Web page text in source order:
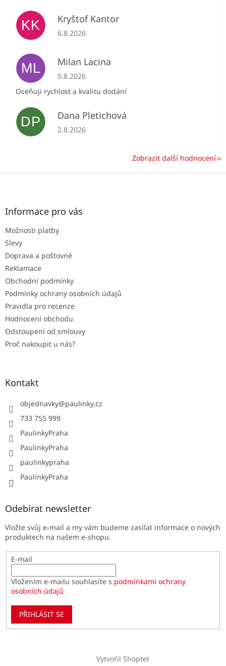
KK Kryštof Kantor
Hodnocení obchodu je 5 z 5 hvězdiček.
6.8.2026
ML Milan Lacina
Hodnocení obchodu je 5 z 5 hvězdiček.
5.8.2026
Oceňuji rychlost a kvalitu dodání
DP Dana Pletichová
Hodnocení obchodu je 5 z 5 hvězdiček.
2.8.2026
Zobrazit další hodnocení
Z
Informace pro vás
Možnosti platby
Slevy
Doprava a poštovné
Reklamace
Obchodní podmínky
Podmínky ochrany osobních údajů
Pravidla pro recenze
Hodnocení obchodu
Odstoupení od smlouvy
Proč nakoupit u nás?
Kontakt
objednavky@paulinky.cz
733 755 999
PaulinkyPraha
PaulinkyPraha
paulinkypraha
PaulinkyPraha
Odebírat newsletter
Vložte svůj e-mail a my vám budeme zasílat informace o nových
produktech na našem e-shopu.
E-mail
Vložením e-mailu souhlasíte s podmínkami ochrany
osobních údajů
PŘIHLÁSIT SE
Vytvořil Shoptet